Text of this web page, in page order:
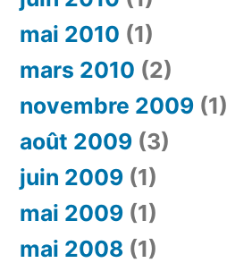
mai 2010 (1)
mars 2010 (2)
novembre 2009 (1)
août 2009 (3)
juin 2009 (1)
mai 2009 (1)
mai 2008 (1)